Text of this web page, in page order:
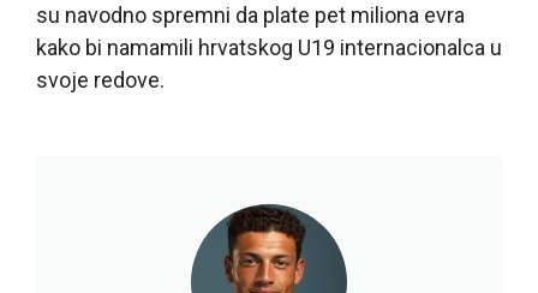
su navodno spremni da plate pet miliona evra
kako bi namamili hrvatskog U19 internacionalca u
svoje redove.